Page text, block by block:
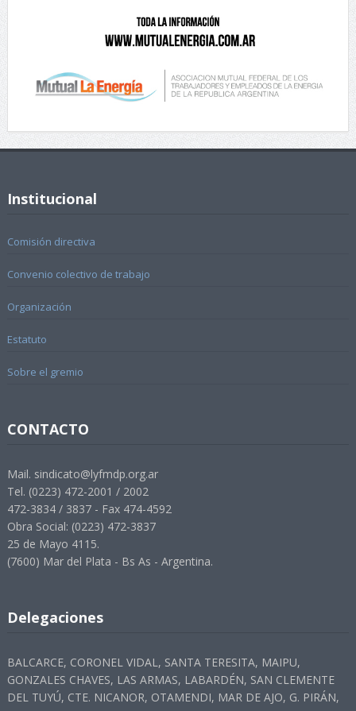
Institucional
Comisión directiva
Convenio colectivo de trabajo
Organización
Estatuto
Sobre el gremio
CONTACTO
Mail. sindicato@lyfmdp.org.ar
Tel. (0223) 472-2001 / 2002
472-3834 / 3837 - Fax 474-4592
Obra Social: (0223) 472-3837
25 de Mayo 4115.
(7600) Mar del Plata - Bs As - Argentina.
Delegaciones
BALCARCE, CORONEL VIDAL, SANTA TERESITA, MAIPU,
GONZALES CHAVES, LAS ARMAS, LABARDÉN, SAN CLEMENTE
DEL TUYÚ, CTE. NICANOR, OTAMENDI, MAR DE AJO, G. PIRÁN,